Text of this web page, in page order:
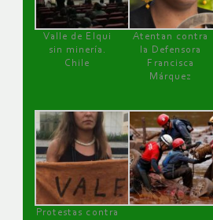
Valle de Elqui
sin minería.
Chile
Atentan contra
la Defensora
Francisca
Márquez
Protestas contra